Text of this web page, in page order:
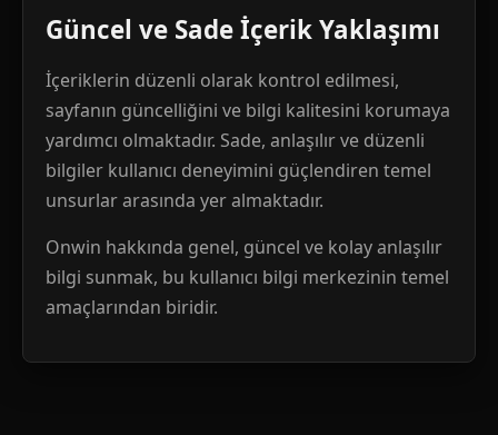
Güncel ve Sade İçerik Yaklaşımı
İçeriklerin düzenli olarak kontrol edilmesi,
sayfanın güncelliğini ve bilgi kalitesini korumaya
yardımcı olmaktadır. Sade, anlaşılır ve düzenli
bilgiler kullanıcı deneyimini güçlendiren temel
unsurlar arasında yer almaktadır.
Onwin hakkında genel, güncel ve kolay anlaşılır
bilgi sunmak, bu kullanıcı bilgi merkezinin temel
amaçlarından biridir.